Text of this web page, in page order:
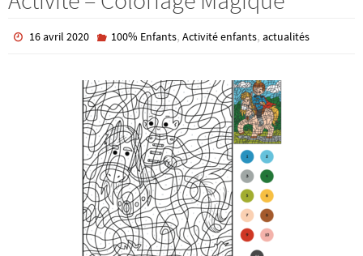
16 avril 2020 100% Enfants, Activité enfants, actualités